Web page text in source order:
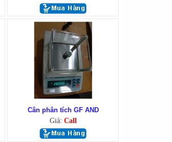
Cân phân tích GF AND
Giá: Call